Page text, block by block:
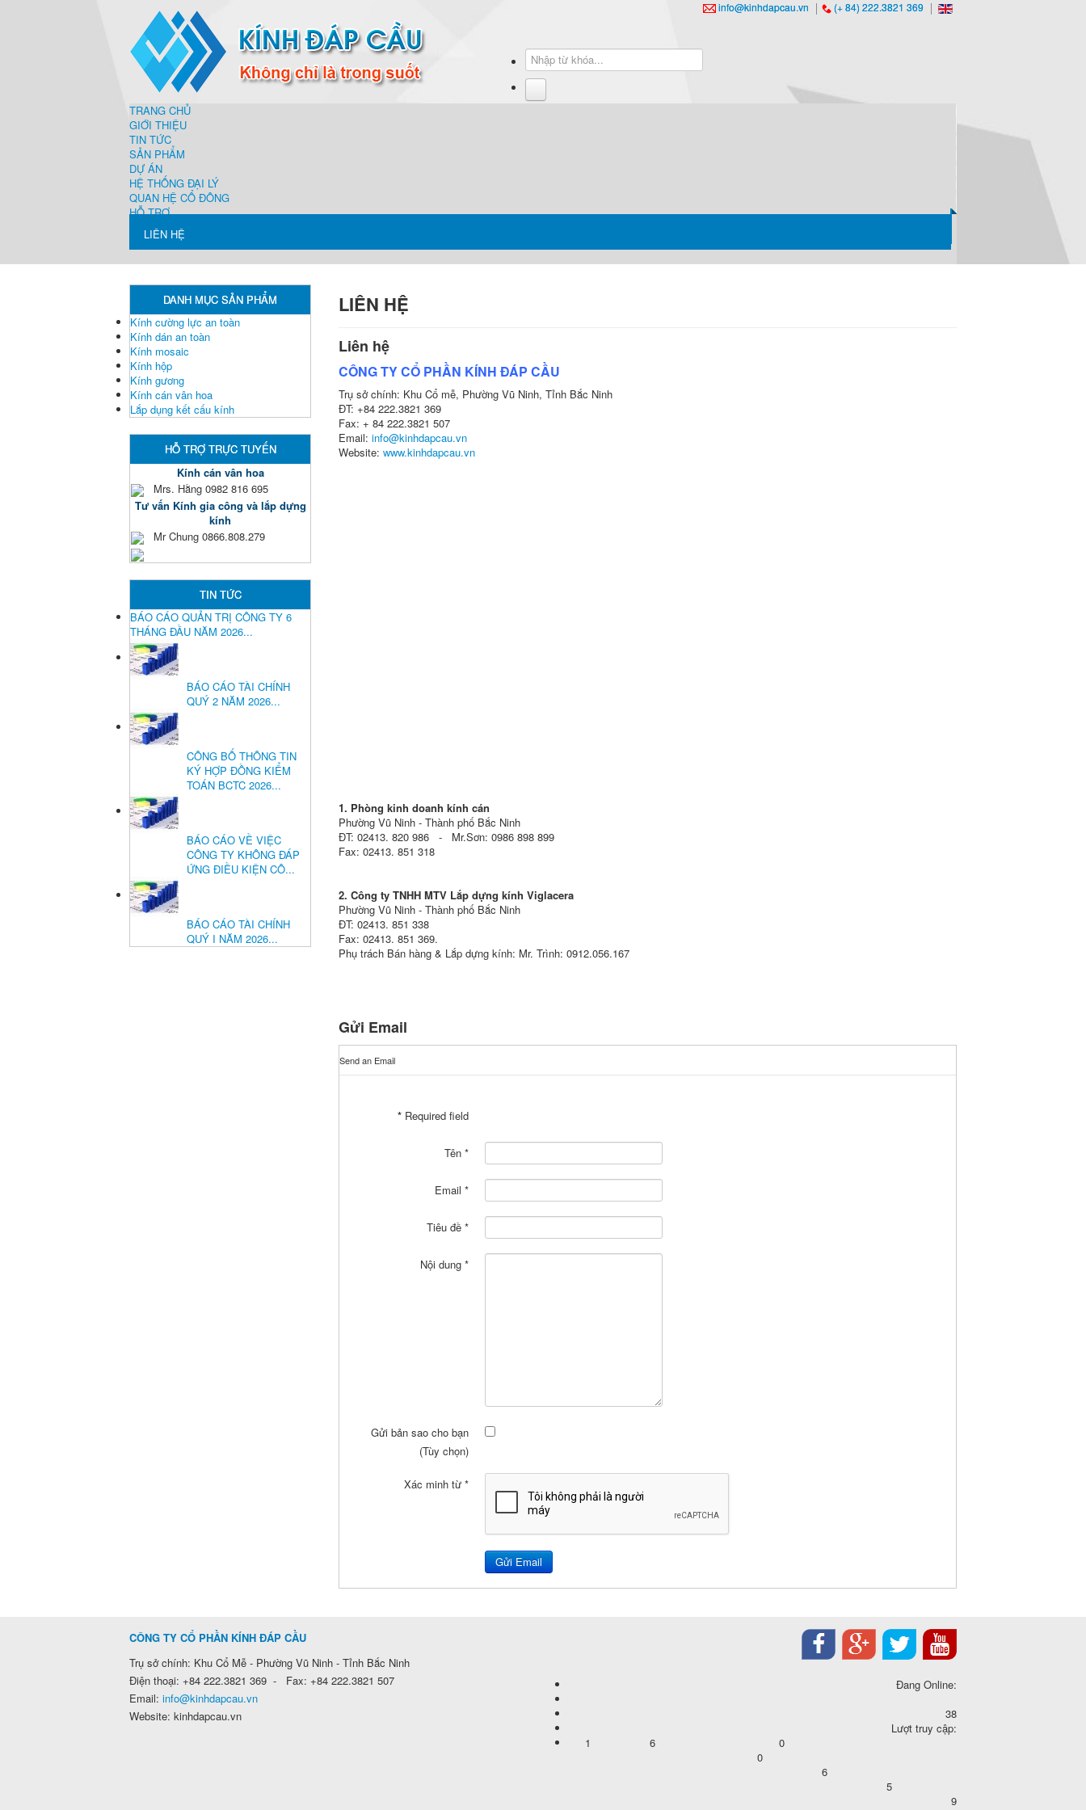
info@kinhdapcau.vn (+ 84) 222.3821 369
TRANG CHỦ
GIỚI THIỆU
TIN TỨC
SẢN PHẨM
DỰ ÁN
HỆ THỐNG ĐẠI LÝ
QUAN HỆ CỔ ĐÔNG
HỖ TRỢ
LIÊN HỆ
DANH MỤC SẢN PHẨM
Kính cường lực an toàn
Kính dán an toàn
Kính mosaic
Kính hộp
Kính gương
Kính cán vân hoa
Lắp dụng kết cấu kính
HỖ TRỢ TRỰC TUYẾN
Kính cán vân hoa
Mrs. Hằng 0982 816 695
Tư vấn Kính gia công và lắp dựng
kính
Mr Chung 0866.808.279
TIN TỨC
BÁO CÁO QUẢN TRỊ CÔNG TY 6
THÁNG ĐẦU NĂM 2026...
BÁO CÁO TÀI CHÍNH
QUÝ 2 NĂM 2026...
CÔNG BỐ THÔNG TIN
KÝ HỢP ĐỒNG KIỂM
TOÁN BCTC 2026...
BÁO CÁO VỀ VIỆC
CÔNG TY KHÔNG ĐÁP
ỨNG ĐIỀU KIỆN CÔ...
BÁO CÁO TÀI CHÍNH
QUÝ I NĂM 2026...
LIÊN HỆ
Liên hệ
CÔNG TY CỔ PHẦN KÍNH ĐÁP CẦU
Trụ sở chính: Khu Cổ mễ, Phường Vũ Ninh, Tỉnh Bắc Ninh
ĐT: +84 222.3821 369
Fax: + 84 222.3821 507
Email: info@kinhdapcau.vn
Website: www.kinhdapcau.vn
1. Phòng kinh doanh kính cán
Phường Vũ Ninh - Thành phố Bắc Ninh
ĐT: 02413. 820 986 - Mr.Sơn: 0986 898 899
Fax: 02413. 851 318
2. Công ty TNHH MTV Lắp dựng kính Viglacera
Phường Vũ Ninh - Thành phố Bắc Ninh
ĐT: 02413. 851 338
Fax: 02413. 851 369.
Phụ trách Bán hàng & Lắp dựng kính: Mr. Trình: 0912.056.167
Gửi Email
Send an Email
* Required field
Tên *
Email *
Tiêu đề *
Nội dung *
Gửi bản sao cho bạn
(Tùy chọn)
Xác minh từ *
Gửi Email
CÔNG TY CỔ PHẦN KÍNH ĐÁP CẦU
Trụ sở chính: Khu Cổ Mễ - Phường Vũ Ninh - Tỉnh Bắc Ninh
Điện thoại: +84 222.3821 369 - Fax: +84 222.3821 507
Email: info@kinhdapcau.vn
Website: kinhdapcau.vn
Đang Online:
38
Lượt truy cập:
1
6
0
0
6
5
9